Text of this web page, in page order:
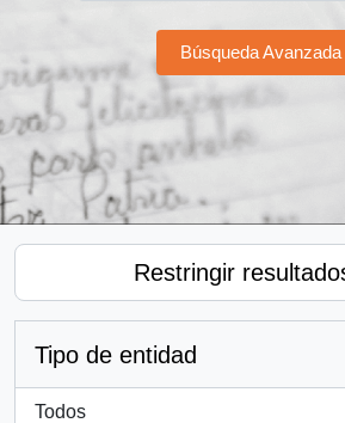
Búsqueda Avanzada
Restringir
Tipo de entidad
Todos